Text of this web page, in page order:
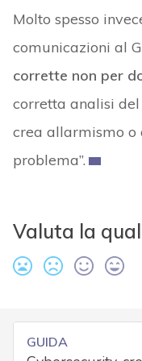
Molto spesso
comunicazioni al
corrette non per
corretta analisi del
crea allarmismo o
problema”.
Valuta la
GUIDA